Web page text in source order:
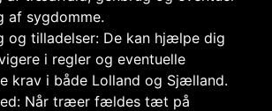
af sygdomme.
og tilladelser: De kan hjælpe dig
i regler og eventuelle
krav i både Lolland og Sjælland.
Når træer fældes tæt på